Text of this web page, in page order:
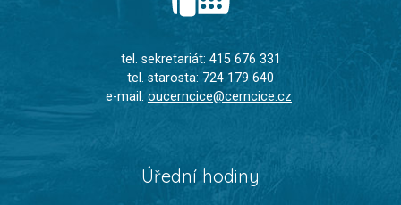
tel. sekretariát: 415 676 331
tel. starosta: 724 179 640
e-mail: oucerncice@cerncice.cz
Úřední hodiny